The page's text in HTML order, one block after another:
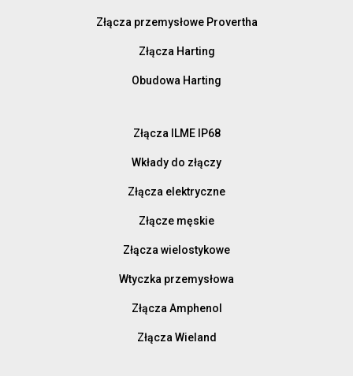
Złącza przemysłowe Provertha
Złącza Harting
Obudowa Harting
Złącza ILME IP68
Wkłady do złączy
Złącza elektryczne
Złącze męskie
Złącza wielostykowe
Wtyczka przemysłowa
Złącza Amphenol
Złącza Wieland